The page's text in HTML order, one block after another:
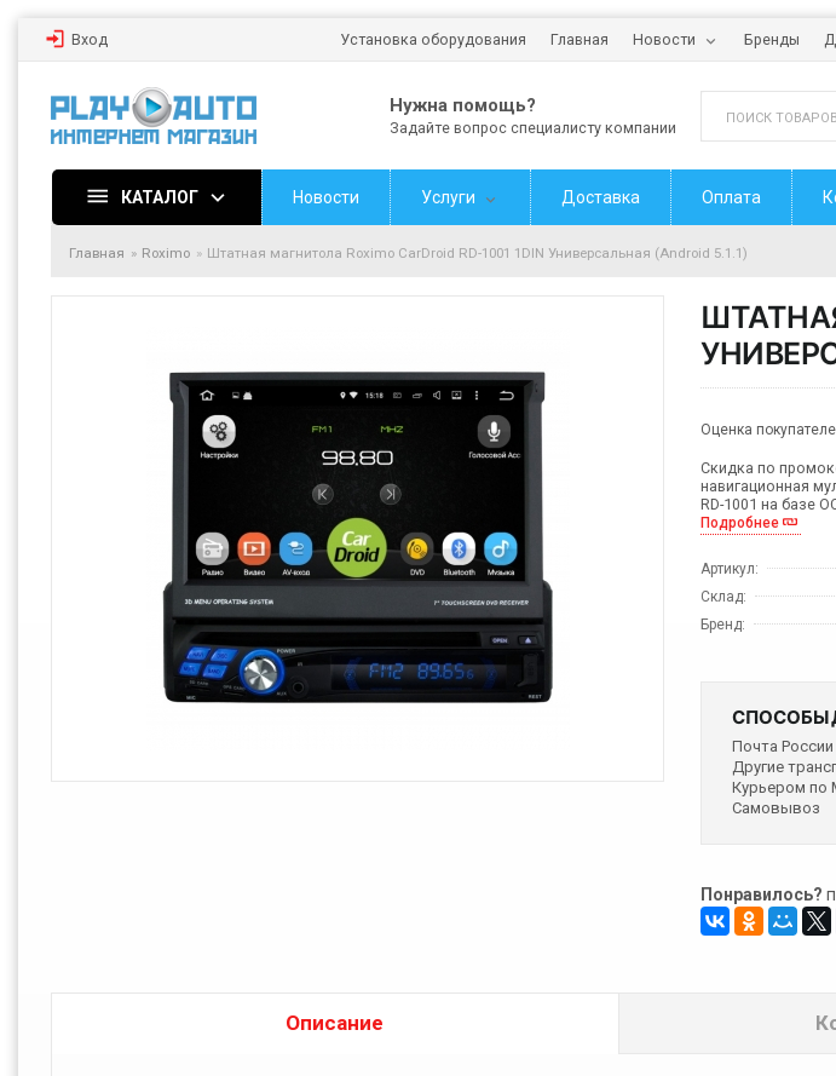
Вход Установка оборудования Главная Новости Бренды
Нужна помощь?
Задайте вопрос специалисту компании
КАТАЛОГ Новости Услуги Доставка Оплата
Главная Roximo Штатная магнитола Roximo CarDroid RD-1001 1DIN Универсальная (Android 5.1.1)
Оценка
Скидка по
навигационная
RD-1001 на базе
Подробнее
Артикул:
Склад:
Бренд:
СПОСОБЫ
Почта России
Другие
Курьером по
Самовывоз
Понравилось?
Описание